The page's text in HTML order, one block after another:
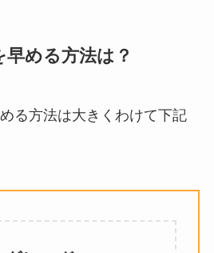
める方法は？
る方法は大きくわけて下記